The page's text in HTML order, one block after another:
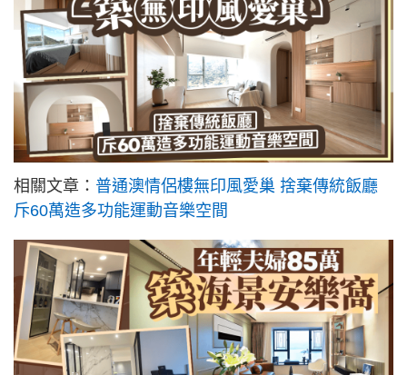
相關文章： 普通澳情侶樓無印風愛巢 捨棄傳統飯廳
斥60萬造多功能運動音樂空間